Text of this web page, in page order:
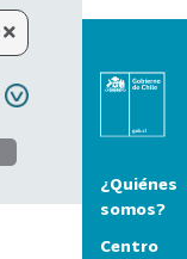
¿Quiénes
somos?
Centro